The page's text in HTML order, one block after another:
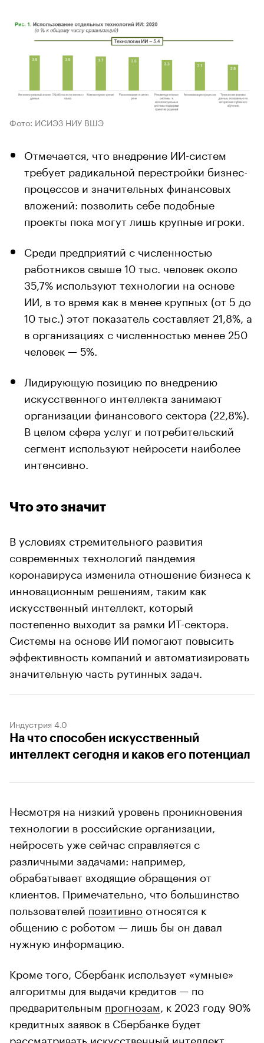
Фото: ИСИЭЗ НИУ ВШЭ
Отмечается, что внедрение ИИ-систем
требует радикальной перестройки бизнес-
процессов и значительных финансовых
вложений: позволить себе подобные
проекты пока могут лишь крупные игроки.
Среди предприятий с численностью
работников свыше 10 тыс. человек около
35,7% используют технологии на основе
ИИ, в то время как в менее крупных (от 5 до
10 тыс.) этот показатель составляет 21,8%, а
в организациях с численностью менее 250
человек — 5%.
Лидирующую позицию по внедрению
искусственного интеллекта занимают
организации финансового сектора (22,8%).
В целом сфера услуг и потребительский
сегмент используют нейросети наиболее
интенсивно.
Что это значит
В условиях стремительного развития
современных технологий пандемия
коронавируса изменила отношение бизнеса к
инновационным решениям, таким как
искусственный интеллект, который
постепенно выходит за рамки ИТ-сектора.
Системы на основе ИИ помогают повысить
эффективность компаний и автоматизировать
значительную часть рутинных задач.
Индустрия 4.0
На что способен искусственный
интеллект сегодня и каков его потенциал
Несмотря на низкий уровень проникновения
технологии в российские организации,
нейросеть уже сейчас справляется с
различными задачами: например,
обрабатывает входящие обращения от
клиентов. Примечательно, что большинство
пользователей позитивно относятся к
общению с роботом — лишь бы он давал
нужную информацию.
Кроме того, Сбербанк использует «умные»
алгоритмы для выдачи кредитов — по
предварительным прогнозам , к 2023 году 90%
кредитных заявок в Сбербанке будет
рассматривать искусственный интеллект.